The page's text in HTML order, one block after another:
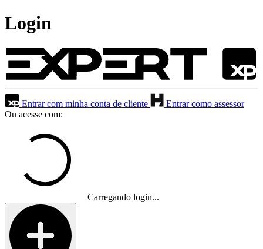
Login
Entrar com minha conta de cliente
Entrar como assessor
Ou acesse com:
Carregando login...